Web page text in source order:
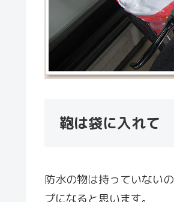
鞄は袋に入れて
防水の物は持っていない
プになると思います。